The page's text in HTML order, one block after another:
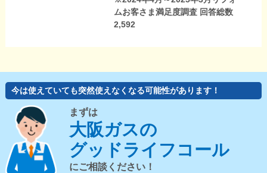
ムお客さま満足度調査 回答総数
2,592
今は使えていても突然使えなくなる可能性があります！
まずは
大阪ガスの
グッドライフコール
にご相談ください！